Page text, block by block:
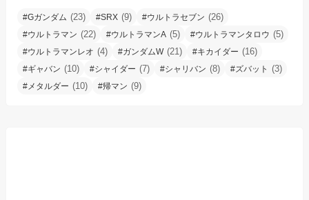
#Gガンダム (23) #SRX (9) #ウルトラセブン (26)
#ウルトラマン (22) #ウルトラマンA (5) #ウルトラマンタロウ (5)
#ウルトラマンレオ (4) #ガンダムW(21) #キカイダー (16)
#ギャバン (10) #シャイダー (7) #シャリバン (8) #ズバット (3)
#メタルダー (10) #帰マン (9)